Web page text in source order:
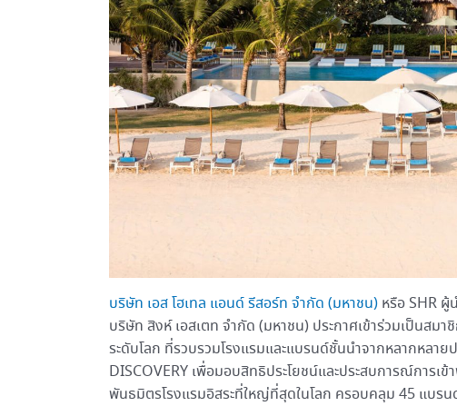
บริษัท เอส โฮเทล แอนด์ รีสอร์ท จำกัด (มหาชน) หรือ SHR ผู้
บริษัท สิงห์ เอสเตท จำกัด (มหาชน) ประกาศเข้าร่วมเป็นส
ระดับโลก ที่รวบรวมโรงแรมและแบรนด์ชั้นนำจากหลากหลาย
DISCOVERY เพื่อมอบสิทธิประโยชน์และประสบการณ์การเ
พันธมิตรโรงแรมอิสระที่ใหญ่ที่สุดในโลก ครอบคลุม 45 แบรน